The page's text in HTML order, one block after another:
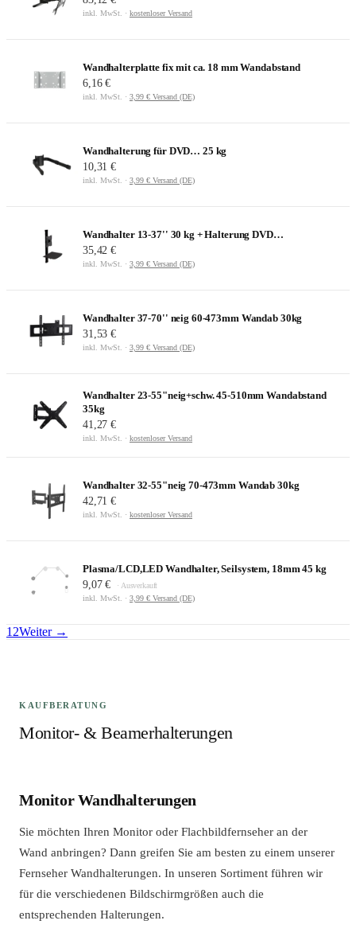
inkl. MwSt. · kostenloser Versand
Wandhalterplatte fix mit ca. 18 mm Wandabstand
6,16 €
inkl. MwSt. · 3,99 € Versand (DE)
Wandhalterung für DVD… 25 kg
10,31 €
inkl. MwSt. · 3,99 € Versand (DE)
Wandhalter 13-37'' 30 kg + Halterung DVD…
35,42 €
inkl. MwSt. · 3,99 € Versand (DE)
Wandhalter 37-70'' neig 60-473mm Wandab 30kg
31,53 €
inkl. MwSt. · 3,99 € Versand (DE)
Wandhalter 23-55"neig+schw. 45-510mm Wandabstand
35kg
41,27 €
inkl. MwSt. · kostenloser Versand
Wandhalter 32-55"neig 70-473mm Wandab 30kg
42,71 €
inkl. MwSt. · kostenloser Versand
Plasma/LCD,LED Wandhalter, Seilsystem, 18mm 45 kg
9,07 €
· Ausverkauft
inkl. MwSt. · 3,99 € Versand (DE)
1 2Weiter →
KAUFBERATUNG
Monitor- & Beamerhalterungen
Monitor Wandhalterungen
Sie möchten Ihren Monitor oder Flachbildfernseher an der
Wand anbringen? Dann greifen Sie am besten zu einem unserer
Fernseher Wandhalterungen. In unseren Sortiment führen wir
für die verschiedenen Bildschirmgrößen auch die
entsprechenden Halterungen.